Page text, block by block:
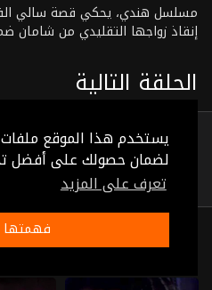
يستخدم هذا الموقع ملفات
لضمان حصولك على أفضل
تعرف على المزيد
فهمتها
إنقاذ زواجها التقليدي من شامان
الحلقة التالية
الحلقة 86
(0:38:28)
ذات صلة